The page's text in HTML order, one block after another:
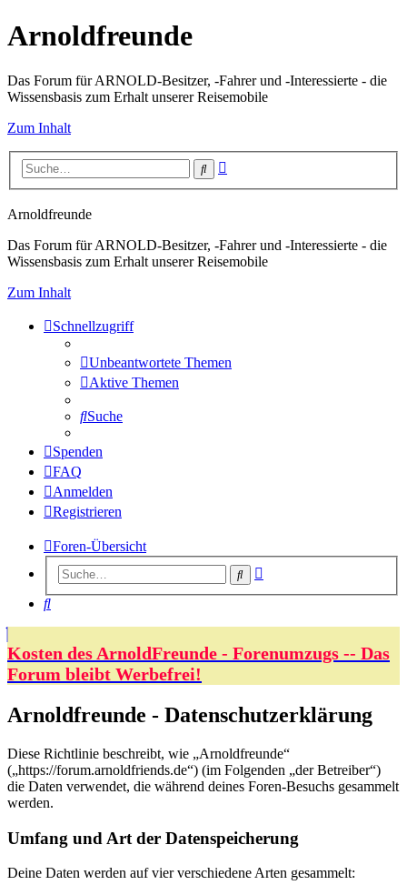
Arnoldfreunde
Das Forum für ARNOLD-Besitzer, -Fahrer und -Interessierte - die
Wissensbasis zum Erhalt unserer Reisemobile
Zum Inhalt
Suche
Arnoldfreunde
Das Forum für ARNOLD-Besitzer, -Fahrer und -Interessierte - die
Wissensbasis zum Erhalt unserer Reisemobile
Zum Inhalt
Schnellzugriff
Unbeantwortete Themen
Aktive Themen
Suche
Spenden
FAQ
Anmelden
Registrieren
Foren-Übersicht
Suche
Suche
Kosten des ArnoldFreunde - Forenumzugs -- Das
Forum bleibt Werbefrei!
Arnoldfreunde - Datenschutzerklärung
Diese Richtlinie beschreibt, wie „Arnoldfreunde“
(„https://forum.arnoldfriends.de“) (im Folgenden „der Betreiber“)
die Daten verwendet, die während deines Foren-Besuchs gesammelt
werden.
Umfang und Art der Datenspeicherung
Deine Daten werden auf vier verschiedene Arten gesammelt: